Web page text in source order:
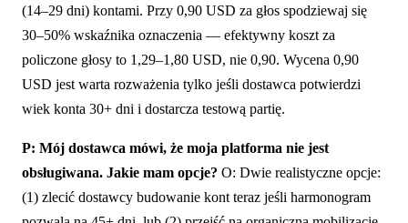
(14–29 dni) kontami. Przy 0,90 USD za głos spodziewaj się
30–50% wskaźnika oznaczenia — efektywny koszt za
policzone głosy to 1,29–1,80 USD, nie 0,90. Wycena 0,90
USD jest warta rozważenia tylko jeśli dostawca potwierdzi
wiek konta 30+ dni i dostarcza testową partię.
P: Mój dostawca mówi, że moja platforma nie jest
obsługiwana. Jakie mam opcje? O: Dwie realistyczne opcje:
(1) zlecić dostawcy budowanie kont teraz jeśli harmonogram